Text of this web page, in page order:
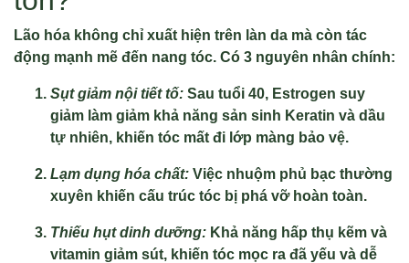
Lão hóa không chỉ xuất hiện trên làn da mà còn tác
động mạnh mẽ đến nang tóc. Có 3 nguyên nhân chính:
Sụt giảm nội tiết tố: Sau tuổi 40, Estrogen suy
giảm làm giảm khả năng sản sinh Keratin và dầu
tự nhiên, khiến tóc mất đi lớp màng bảo vệ.
Lạm dụng hóa chất: Việc nhuộm phủ bạc thường
xuyên khiến cấu trúc tóc bị phá vỡ hoàn toàn.
Thiếu hụt dinh dưỡng: Khả năng hấp thụ kẽm và
vitamin giảm sút, khiến tóc mọc ra đã yếu và dễ